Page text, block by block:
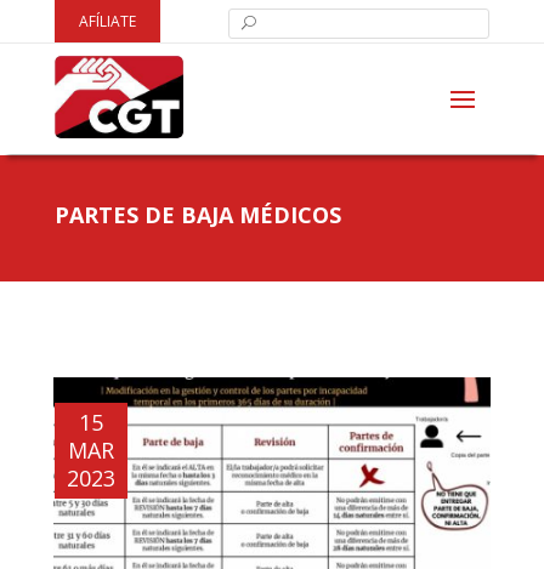
AFÍLIATE
PARTES DE BAJA MÉDICOS
15
MAR
2023